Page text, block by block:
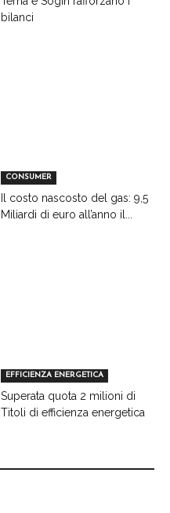
bilanci
CONSUMER
Il costo nascosto del gas: 9,5
Miliardi di euro all’anno il...
EFFICIENZA ENERGETICA
Superata quota 2 milioni di
Titoli di efficienza energetica